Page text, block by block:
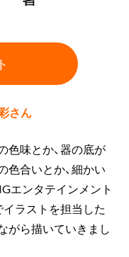
ト
さん
色味とか、器の底が
色合いとか、細かい
エンタテインメント
ラストを担当した
がら描いていきまし